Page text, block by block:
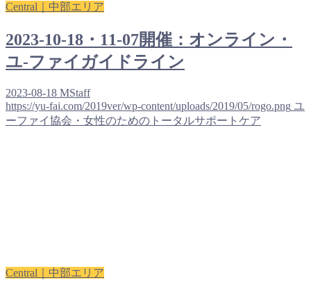
Central｜中部エリア
2023-10-18・11-07開催：オンライン・
ユ-ファイガイドライン
2023-08-18 MStaff
https://yu-fai.com/2019ver/wp-content/uploads/2019/05/rogo.png ユ
ーファイ協会・女性のためのトータルサポートケア
Central｜中部エリア